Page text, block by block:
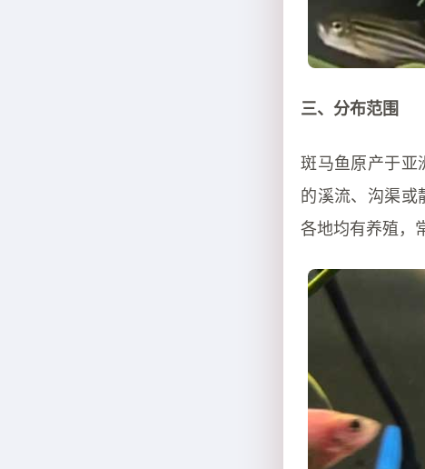
三、分布范围
斑马鱼原产于亚
的溪流、沟渠或
各地均有养殖，